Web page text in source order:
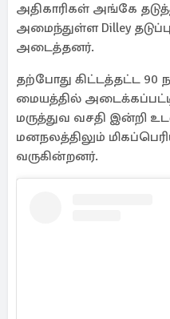
அதிகாரிகள் அங்கே
அமைந்துள்ள Dilley
அடைத்தனர்.
தற்போது கிட்டத்தட்ட 90
மையத்தில்
மருத்துவ வசதி இன்றி
மனநலத்திலும்
வருகின்றனர்.